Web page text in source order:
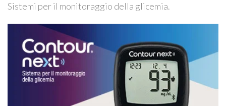
Sistemi per il monitoraggio della glicemia.